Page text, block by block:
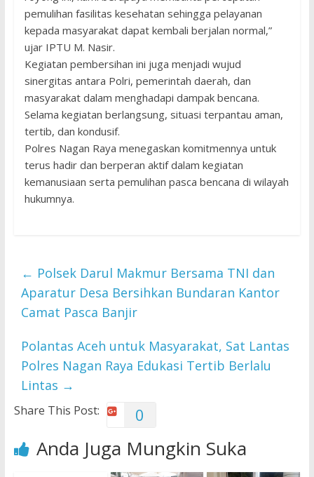
pemulihan fasilitas kesehatan sehingga pelayanan
kepada masyarakat dapat kembali berjalan normal,”
ujar IPTU M. Nasir.
Kegiatan pembersihan ini juga menjadi wujud
sinergitas antara Polri, pemerintah daerah, dan
masyarakat dalam menghadapi dampak bencana.
Selama kegiatan berlangsung, situasi terpantau aman,
tertib, dan kondusif.
Polres Nagan Raya menegaskan komitmennya untuk
terus hadir dan berperan aktif dalam kegiatan
kemanusiaan serta pemulihan pasca bencana di wilayah
hukumnya.
← Polsek Darul Makmur Bersama TNI dan
Aparatur Desa Bersihkan Bundaran Kantor
Camat Pasca Banjir
Polantas Aceh untuk Masyarakat, Sat Lantas
Polres Nagan Raya Edukasi Tertib Berlalu
Lintas →
Share This Post: 0
Anda Juga Mungkin Suka